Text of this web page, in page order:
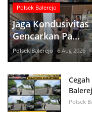
Polsek Balerejo
Jaga
Gencarkan Pa...
Polsek Balerejo 6 Aug 2026
Polsek